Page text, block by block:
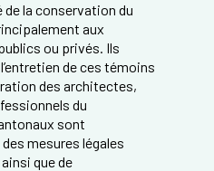
la conservation du
aux
ou privés. Ils
de ces témoins
des architectes,
du
sont
mesures légales
que de